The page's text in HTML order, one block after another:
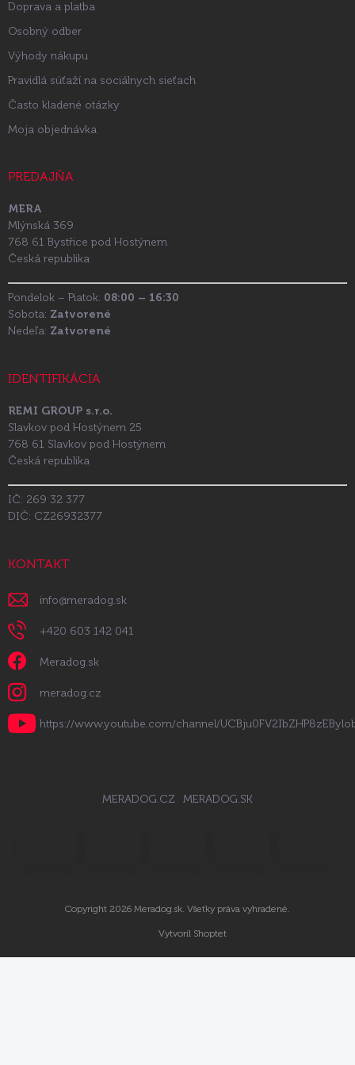
Doprava a platba
Osobný odber
Výhody nákupu
Pravidlá súťaží na sociálnych sieťach
Často kladené otázky
Moja objednávka
PREDAJŇA
MERA
Mlýnská 369
768 61 Bystřice pod Hostýnem
Česká republika
Pondelok – Piatok: 08:00 – 16:30
Sobota: Zatvorené
Nedeľa: Zatvorené
IDENTIFIKÁCIA
REMI GROUP s.r.o.
Slavkov pod Hostýnem 25
768 61 Slavkov pod Hostýnem
Česká republika
IČ: 269 32 377
DIČ: CZ26932377
KONTAKT
info@meradog.sk
+420 603 142 041
Meradog.sk
meradog.cz
https://www.youtube.com/channel/
MERADOG.CZ MERADOG.SK
Vytvoril Shoptet
Copyright 2026 Meradog.sk. Všetky práva vyhradené.